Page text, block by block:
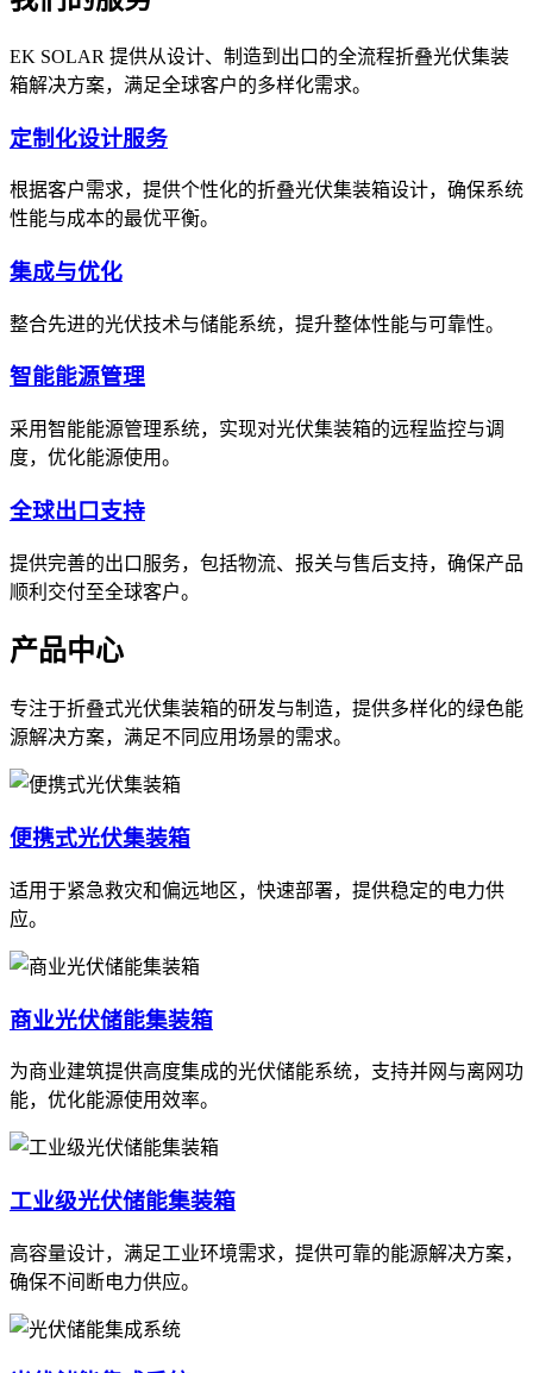
EK SOLAR 提供从设计、制造到出口的全流程折叠光伏集装
箱解决方案，满足全球客户的多样化需求。
定制化设计服务
根据客户需求，提供个性化的折叠光伏集装箱设计，确保系统
性能与成本的最优平衡。
集成与优化
整合先进的光伏技术与储能系统，提升整体性能与可靠性。
智能能源管理
采用智能能源管理系统，实现对光伏集装箱的远程监控与调
度，优化能源使用。
全球出口支持
提供完善的出口服务，包括物流、报关与售后支持，确保产品
顺利交付至全球客户。
产品中心
专注于折叠式光伏集装箱的研发与制造，提供多样化的绿色能
源解决方案，满足不同应用场景的需求。
便携式光伏集装箱
适用于紧急救灾和偏远地区，快速部署，提供稳定的电力供
应。
商业光伏储能集装箱
为商业建筑提供高度集成的光伏储能系统，支持并网与离网功
能，优化能源使用效率。
工业级光伏储能集装箱
高容量设计，满足工业环境需求，提供可靠的能源解决方案，
确保不间断电力供应。